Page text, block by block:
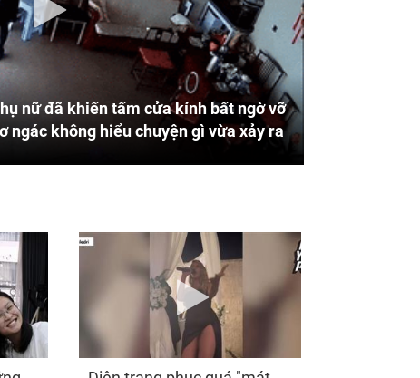
nữ đã khiến tấm cửa kính bất ngờ vỡ
ngác không hiểu chuyện gì vừa xảy ra